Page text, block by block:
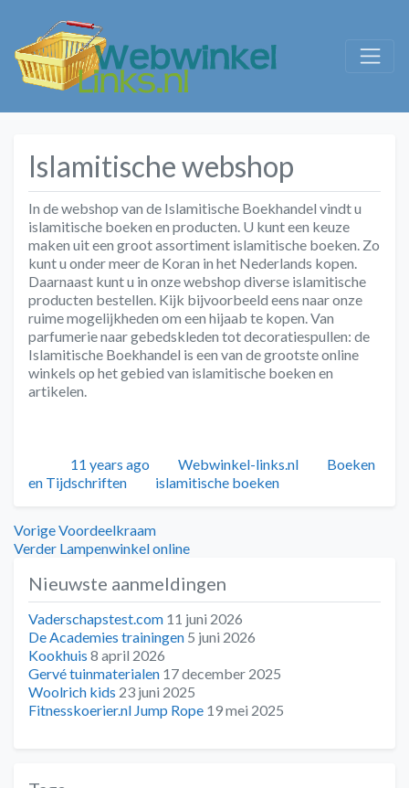
Islamitische webshop
In de webshop van de Islamitische Boekhandel vindt u
islamitische boeken en producten. U kunt een keuze
maken uit een groot assortiment islamitische boeken. Zo
kunt u onder meer de Koran in het Nederlands kopen.
Daarnaast kunt u in onze webshop diverse islamitische
producten bestellen. Kijk bijvoorbeeld eens naar onze
ruime mogelijkheden om een hijaab te kopen. Van
parfumerie naar gebedskleden tot decoratiespullen: de
Islamitische Boekhandel is een van de grootste online
winkels op het gebied van islamitische boeken en
artikelen.
Geplaatst
11 years ago Auteur
Webwinkel-links.nl Categorieën
Boeken
en Tijdschriften
Tags
islamitische boeken
Bericht
navigatie
VorigeVorig
bericht:
Voordeelkraam
Verder Volgend
Lampenwinkel online
Nieuwste aanmeldingen
Vaderschapstest.com 11 juni 2026
De Academies trainingen 5 juni 2026
Kookhuis 8 april 2026
Gervé tuinmaterialen 17 december 2025
Woolrich kids 23 juni 2025
Fitnesskoerier.nl Jump Rope 19 mei 2025